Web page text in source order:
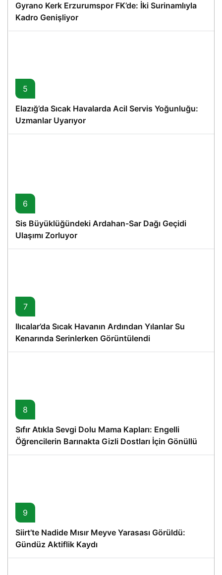
Gyrano Kerk Erzurumspor FK’de: İki Surinamlıyla
Kadro Genişliyor
5
Elazığ’da Sıcak Havalarda Acil Servis Yoğunluğu:
Uzmanlar Uyarıyor
6
Sis Büyüklüğündeki Ardahan-Sar Dağı Geçidi
Ulaşımı Zorluyor
7
Ilıcalar’da Sıcak Havanın Ardından Yılanlar Su
Kenarında Serinlerken Görüntülendi
8
Sıfır Atıkla Sevgi Dolu Mama Kapları: Engelli
Öğrencilerin Barınakta Gizli Dostları İçin Gönüllü
Proje
9
Siirt’te Nadide Mısır Meyve Yarasası Görüldü:
Gündüz Aktiflik Kaydı